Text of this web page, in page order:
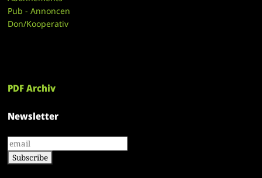
Pub - Annoncen
Don/Kooperativ
PDF Archiv
Newsletter